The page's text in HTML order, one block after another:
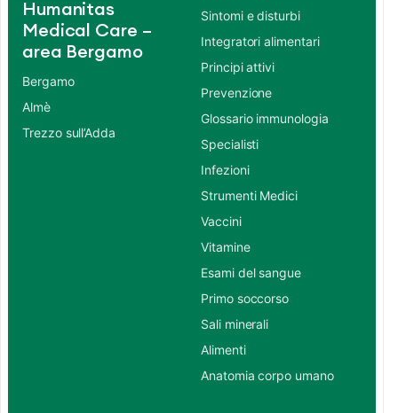
Humanitas
Medical Care –
area Bergamo
Bergamo
Almè
Trezzo sull’Adda
Sintomi e disturbi
Integratori alimentari
Principi attivi
Prevenzione
Glossario immunologia
Specialisti
Infezioni
Strumenti Medici
Vaccini
Vitamine
Esami del sangue
Primo soccorso
Sali minerali
Alimenti
Anatomia corpo umano